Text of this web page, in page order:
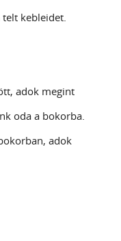
telt kebleidet.
adok megint
oda a bokorba.
adok